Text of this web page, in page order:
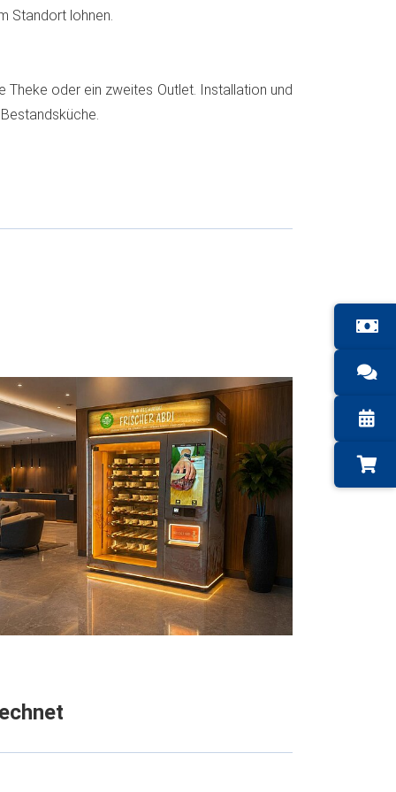
Standort lohnen.
oder ein zweites Outlet. Installation und